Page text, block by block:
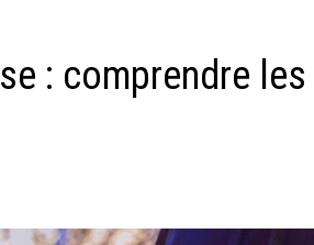
: comprendre les